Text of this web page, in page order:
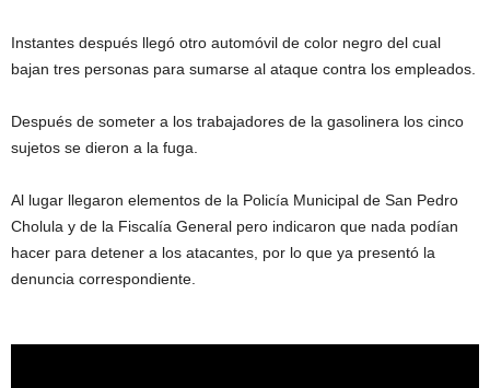
Instantes después llegó otro automóvil de color negro del cual
bajan tres personas para sumarse al ataque contra los empleados.
Después de someter a los trabajadores de la gasolinera los cinco
sujetos se dieron a la fuga.
Al lugar llegaron elementos de la Policía Municipal de San Pedro
Cholula y de la Fiscalía General pero indicaron que nada podían
hacer para detener a los atacantes, por lo que ya presentó la
denuncia correspondiente.